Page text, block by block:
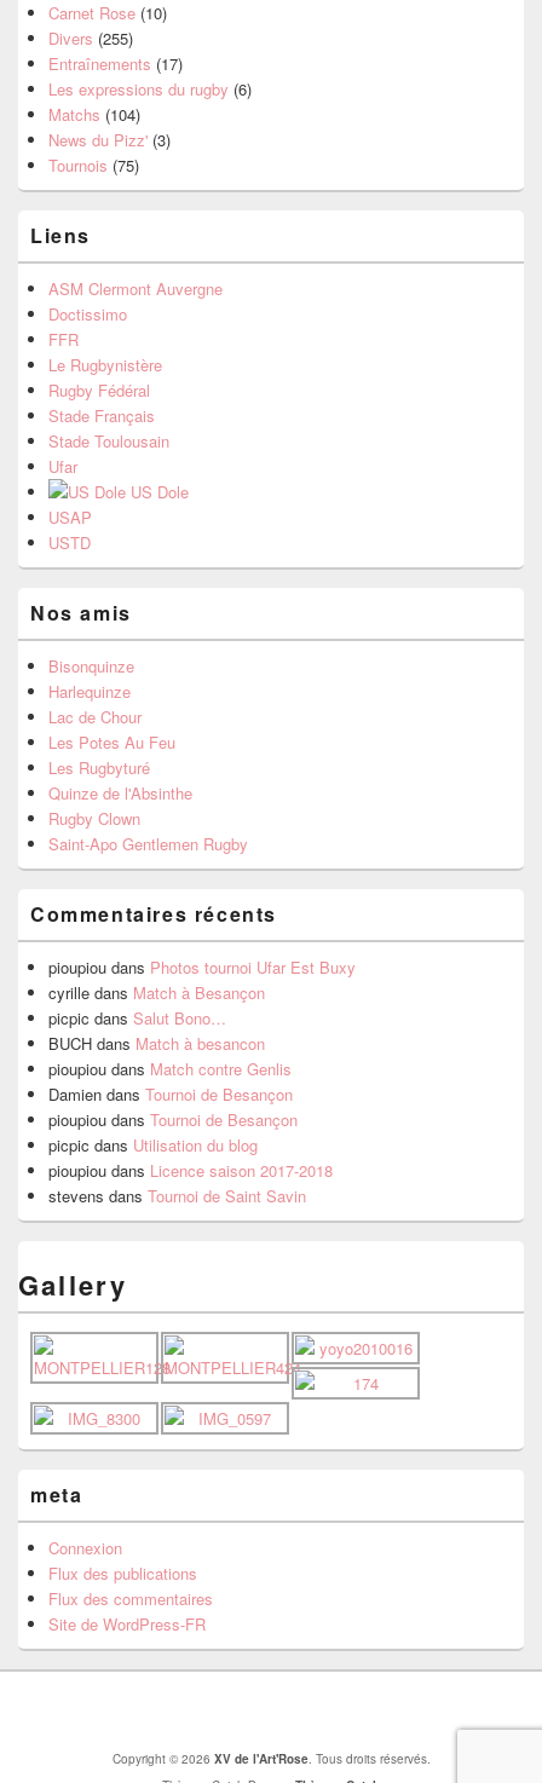
Carnet Rose (10)
Divers (255)
Entraînements (17)
Les expressions du rugby (6)
Matchs (104)
News du Pizz' (3)
Tournois (75)
Liens
ASM Clermont Auvergne
Doctissimo
FFR
Le Rugbynistère
Rugby Fédéral
Stade Français
Stade Toulousain
Ufar
US Dole
USAP
USTD
Nos amis
Bisonquinze
Harlequinze
Lac de Chour
Les Potes Au Feu
Les Rugbyturé
Quinze de l'Absinthe
Rugby Clown
Saint-Apo Gentlemen Rugby
Commentaires récents
pioupiou dans Photos tournoi Ufar Est Buxy
cyrille dans Match à Besançon
picpic dans Salut Bono…
BUCH dans Match à besancon
pioupiou dans Match contre Genlis
Damien dans Tournoi de Besançon
pioupiou dans Tournoi de Besançon
picpic dans Utilisation du blog
pioupiou dans Licence saison 2017-2018
stevens dans Tournoi de Saint Savin
Gallery
meta
Connexion
Flux des publications
Flux des commentaires
Site de WordPress-FR
Copyright © 2026 XV de l'Art'Rose. Tous droits réservés.